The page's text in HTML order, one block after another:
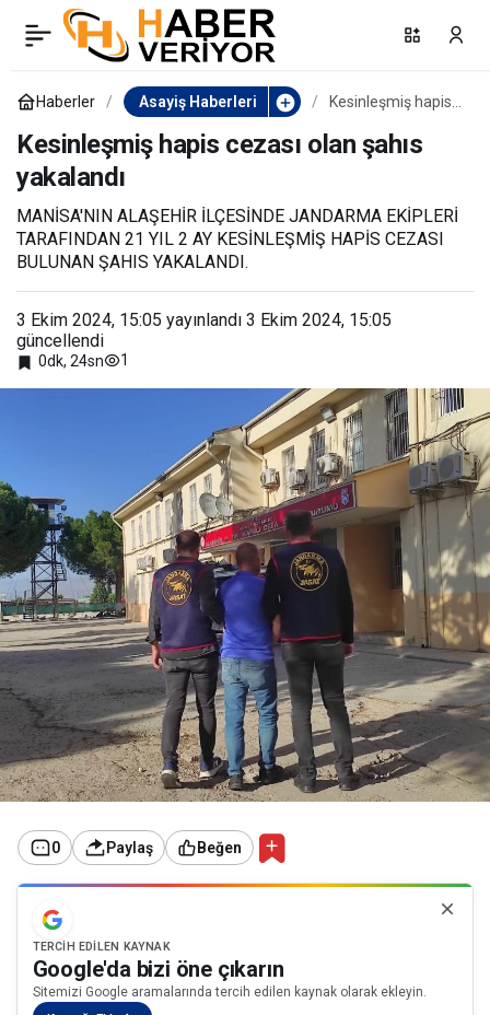
Haberler Asayiş Haberleri
Kesinleşmiş hapis
yakalandı
Kesinleşmiş hapis cezası olan şahıs
yakalandı
MANİSA'NIN ALAŞEHİR İLÇESİNDE JANDARMA EKİPLERİ
TARAFINDAN 21 YIL 2 AY KESİNLEŞMİŞ HAPİS CEZASI
BULUNAN ŞAHIS YAKALANDI.
3 Ekim 2024, 15:05 yayınlandı 3 Ekim 2024, 15:05
güncellendi
0dk, 24sn 1
0 Paylaş Beğen
TERCIH EDILEN KAYNAK
Google'da bizi öne çıkarın
Sitemizi Google aramalarında tercih edilen kaynak olarak ekleyin.
Kesinleşmiş hapis cezası
olan şahıs yakalandı